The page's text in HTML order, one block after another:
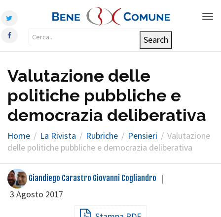
Valutazione delle
politiche pubbliche e
democrazia deliberativa
Home La Rivista Rubriche Pensieri
Valutazione
delle politiche pubbliche e democrazia deliberativa
Giandiego Carastro Giovanni Cogliandro |
3 Agosto 2017